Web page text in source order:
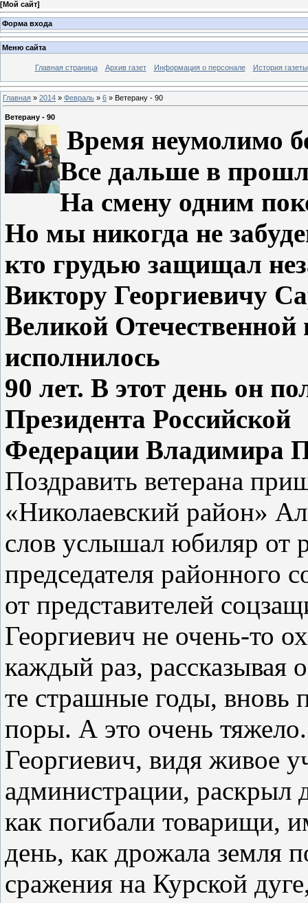
[Мой сайт]
Форма входа
Меню сайта
Главная страница Архив газет Информация о персонале История газеты
Главная » 2014 » Февраль » 6 » Ветерану - 90
Ветерану - 90
Время неумолимо
Все дальше в
На смену одним
Но мы никогда не
кто грудью защищал
Виктору Георгиевичу
Великой
исполнилось
90 лет. В этот день он
Президента Российской
Федерации Владимира
Поздравить ветерана
«Николаевский район»
слов услышал юбиляр от
председателя районного
от представителей
Георгиевич не очень-то
каждый раз, рассказывая
те страшные годы, вновь
поры. А это очень
Георгиевич, видя живое
администрации, раскрыл
как погибали товарищи,
день, как дрожала земля
сражения на Курской